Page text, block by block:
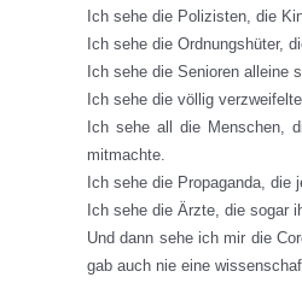
Ich sehe die Polizisten, die
Ich sehe die Ordnungshüter,
Ich sehe die Senioren alleine
Ich sehe die völlig
Ich sehe all die Menschen,
mitmachte.
Ich sehe die Propaganda,
Ich sehe die Ärzte, die sogar
Und dann sehe ich mir die
gab auch nie eine